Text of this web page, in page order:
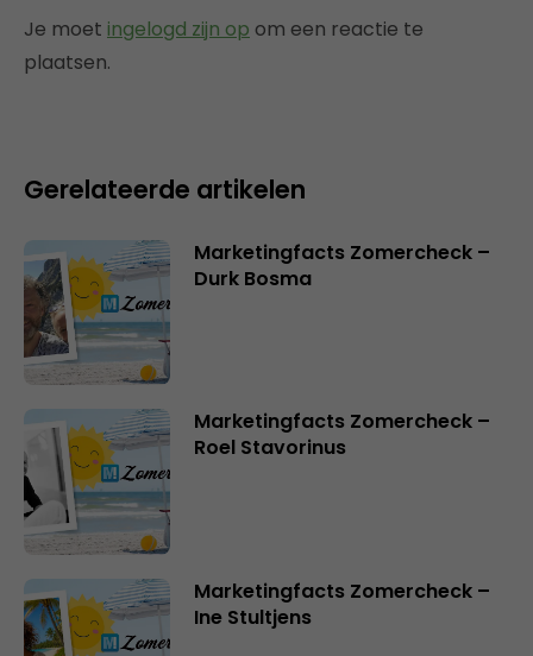
Je moet ingelogd zijn op om een reactie te
plaatsen.
Gerelateerde artikelen
Marketingfacts Zomercheck –
Durk Bosma
Marketingfacts Zomercheck –
Roel Stavorinus
Marketingfacts Zomercheck –
Ine Stultjens